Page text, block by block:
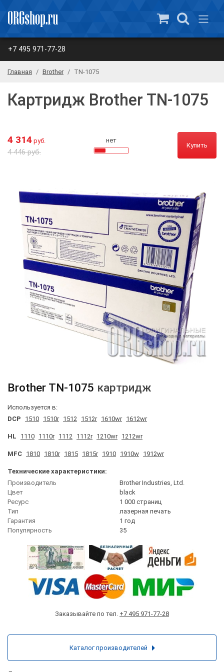
+7 495 971-77-28
Главная Brother TN-1075
Картридж Brother TN-1075
4 314 руб.
4 446 руб.
нет
Купить
Brother TN-1075 картридж
Используется в:
DCP
1510 1510r 1512 1512r 1610wr 1612wr
HL 1110 1110r 1112 1112r 1210wr 1212wr
MFC 1810 1810r 1815 1815r 1910 1910w 1912wr
Технические характеристики:
Производитель
Brother Industries, Ltd.
Цвет
black
Ресурс
1 000 страниц
Тип
лазерная печать
Гарантия
1 год
Популярность
35
Заказывайте по тел. +7 495 971-77-28